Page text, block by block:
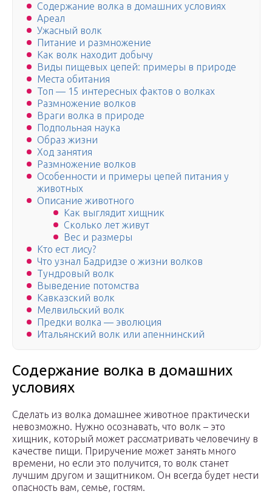
Содержание волка в домашних условиях
Ареал
Ужасный волк
Питание и размножение
Как волк находит добычу
Виды пищевых цепей: примеры в природе
Места обитания
Топ — 15 интересных фактов о волках
Размножение волков
Враги волка в природе
Подпольная наука
Образ жизни
Ход занятия
Размножение волков
Особенности и примеры цепей питания у
животных
Описание животного
Как выглядит хищник
Сколько лет живут
Вес и размеры
Кто ест лису?
Что узнал Бадридзе о жизни волков
Тундровый волк
Выведение потомства
Кавказский волк
Мелвильский волк
Предки волка — эволюция
Итальянский волк или апеннинский
Содержание волка в домашних
условиях
Сделать из волка домашнее животное практически
невозможно. Нужно осознавать, что волк – это
хищник, который может рассматривать человечину в
качестве пищи. Приручение может занять много
времени, но если это получится, то волк станет
лучшим другом и защитником. Он всегда будет нести
опасность вам, семье, гостям.